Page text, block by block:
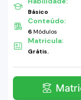
Básico
Conteúdo:
6Módulos
Matricula:
Grátis.